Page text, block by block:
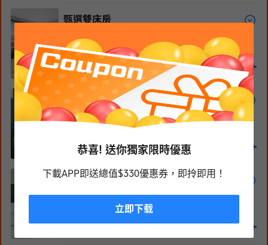
恭喜! 送你獨家限時優惠
下載APP即送總值$330優惠券，即拎即用！
立即下载
1/5
甄選雙床房
34m² 14-25層 免費WiFi 禁菸
HKD1,714+
河景行政特大床房
1張特大床
層 免費WiFi
+
河景行政雙床房
2張單人床
層 免費WiFi
1,952 +